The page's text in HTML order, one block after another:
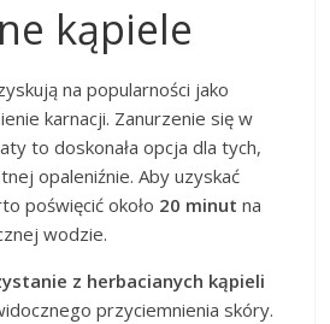
kąpiele
na popularności jako
karnacji. Zanurzenie się w
to doskonała opcja dla tych,
opaleniźnie. Aby uzyskać
poświęcić około 20 minut na
wodzie.
z herbacianych kąpieli
przyciemnienia skóry.